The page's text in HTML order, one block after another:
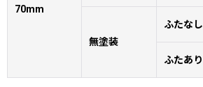
70mm
無塗装
ふたなし
ふたあり